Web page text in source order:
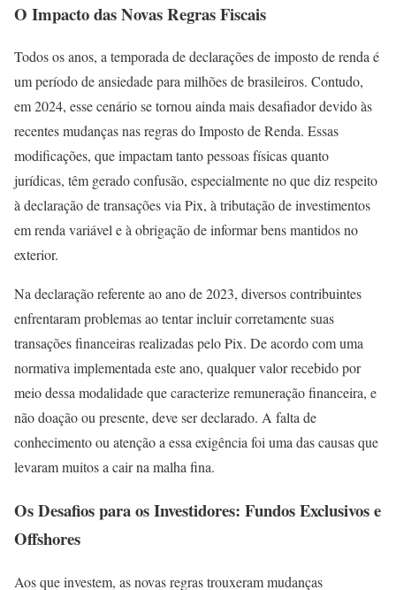
O Impacto das Novas Regras Fiscais
Todos os anos, a temporada de declarações de imposto de renda é
um período de ansiedade para milhões de brasileiros. Contudo,
em 2024, esse cenário se tornou ainda mais desafiador devido às
recentes mudanças nas regras do Imposto de Renda. Essas
modificações, que impactam tanto pessoas físicas quanto
jurídicas, têm gerado confusão, especialmente no que diz respeito
à declaração de transações via Pix, à tributação de investimentos
em renda variável e à obrigação de informar bens mantidos no
exterior.
Na declaração referente ao ano de 2023, diversos contribuintes
enfrentaram problemas ao tentar incluir corretamente suas
transações financeiras realizadas pelo Pix. De acordo com uma
normativa implementada este ano, qualquer valor recebido por
meio dessa modalidade que caracterize remuneração financeira, e
não doação ou presente, deve ser declarado. A falta de
conhecimento ou atenção a essa exigência foi uma das causas que
levaram muitos a cair na malha fina.
Os Desafios para os Investidores: Fundos Exclusivos e
Offshores
Aos que investem, as novas regras trouxeram mudanças